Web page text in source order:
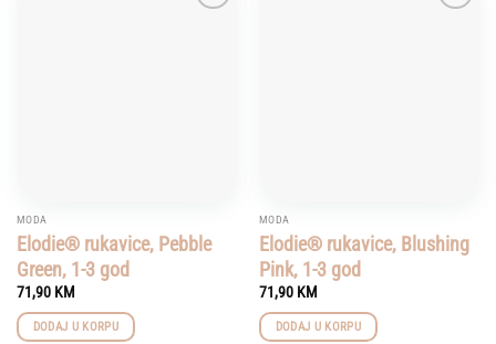
MODA
Elodie® rukavice, Pebble
Green, 1-3 god
71,90 KM
DODAJ U KORPU
MODA
Elodie® rukavice, Blushing
Pink, 1-3 god
71,90 KM
DODAJ U KORPU